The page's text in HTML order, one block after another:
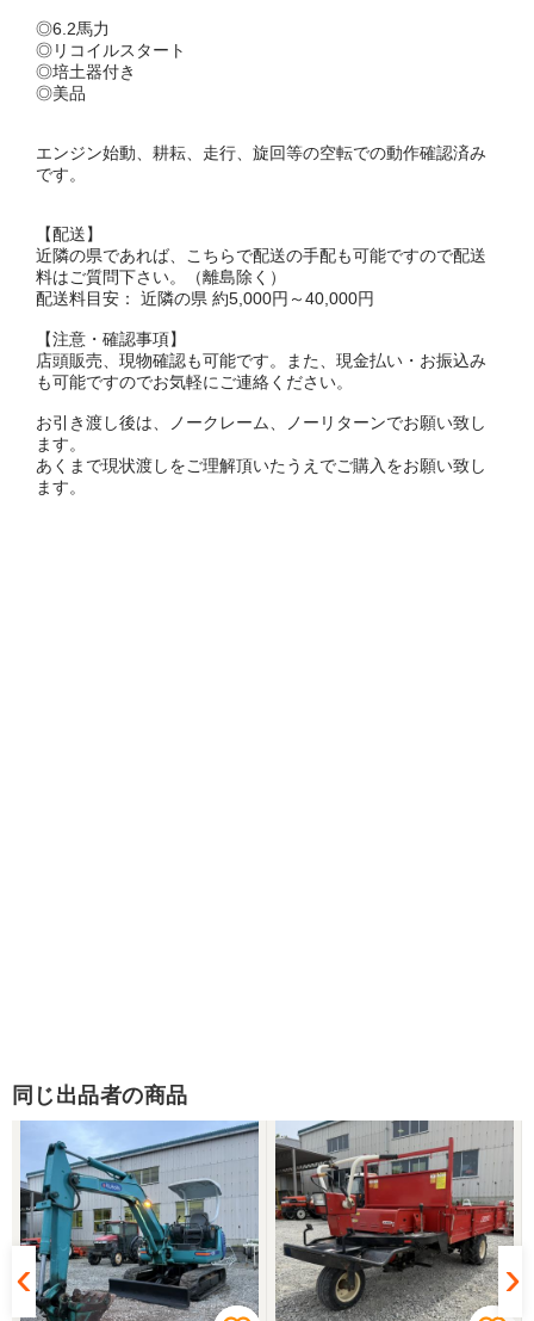
◎6.2馬力
◎リコイルスタート
◎培土器付き
◎美品
エンジン始動、耕耘、走行、旋回等の空転での動作確認済み
です。
【配送】
近隣の県であれば、こちらで配送の手配も可能ですので配送
料はご質問下さい。（離島除く）
配送料目安： 近隣の県 約5,000円～40,000円
【注意・確認事項】
店頭販売、現物確認も可能です。また、現金払い・お振込み
も可能ですのでお気軽にご連絡ください。
お引き渡し後は、ノークレーム、ノーリターンでお願い致し
ます。
あくまで現状渡しをご理解頂いたうえでご購入をお願い致し
ます。
同じ出品者の商品